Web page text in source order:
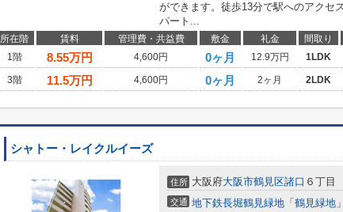
ができます。徒歩13分で駅へのアクセ
パート...
所在階 賃料 管理費・共益費 敷金 礼金 間取り
1階
8.55万円 4,600円 0ヶ月 12.9万円 1LDK
3階
11.5万円 4,600円 0ヶ月 2ヶ月 2LDK
シャトー・レイクルイーズ
住所 大阪府大阪市鶴見区諸口 ６丁目
交通 地下鉄長堀鶴見緑地 「 鶴見緑地